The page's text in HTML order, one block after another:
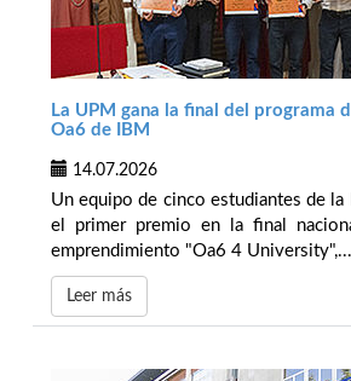
La UPM gana la final del programa
Oa6 de IBM
14.07.2026
Un equipo de cinco estudiantes de la
el primer premio en la final
emprendimiento "Oa6 4 University",...
Leer más